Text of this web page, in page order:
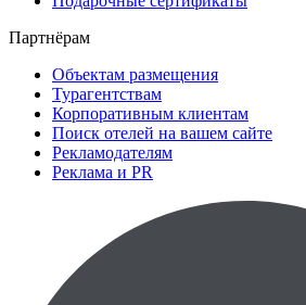
Партнёрам
Объектам размещения
Турагентствам
Корпоративным клиентам
Поиск отелей на вашем сайте
Рекламодателям
Реклама и PR